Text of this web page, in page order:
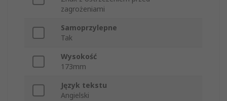
zagrożeniami
Samoprzylepne
Tak
Wysokość
173mm
Język tekstu
Angielski